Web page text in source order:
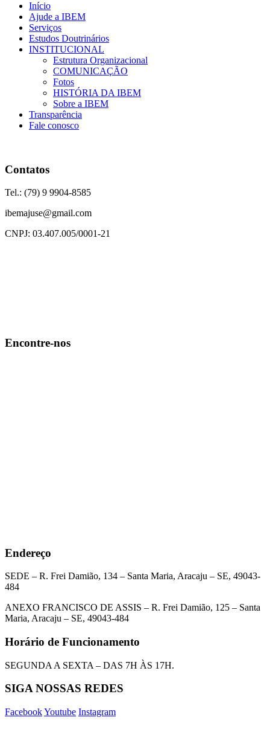
Início
Ajude a IBEM
Serviços
Estudos Doutrinários
INSTITUCIONAL
Estrutura Organizacional
COMUNICAÇÃO
Fotos
HISTÓRIA DA IBEM
Sobre a IBEM
Transparência
Fale conosco
Contatos
Tel.: (79) 9 9904-8585
ibemajuse@gmail.com
CNPJ: 03.407.005/0001-21
Encontre-nos
Endereço
SEDE – R. Frei Damião, 134 – Santa Maria, Aracaju – SE, 49043-
484
ANEXO FRANCISCO DE ASSIS – R. Frei Damião, 125 – Santa
Maria, Aracaju – SE, 49043-484
Horário de Funcionamento
SEGUNDA A SEXTA – DAS 7H ÀS 17H.
SIGA NOSSAS REDES
FacebookYoutube Instagram